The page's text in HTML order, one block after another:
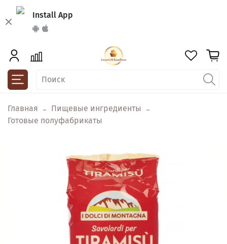
Install App
Главная
Пищевые ингредиенты
Готовые полуфабрикаты